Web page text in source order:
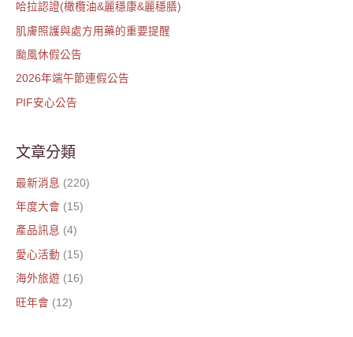
字
:
哈拉認證(橄欖油&麗穩康&麗穩膳)
肌膚照護與處方用藥的重要提醒
颱風休假公告
2026年端午節連假公告
PIF安心公告
文章分類
最新消息 (220)
年度大會 (15)
產品訊息 (4)
愛心活動 (15)
海外旅遊 (16)
旺年會 (12)